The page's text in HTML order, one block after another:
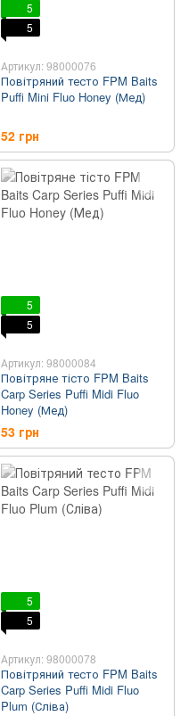
5
5
Артикул: 98000076
Повітряний тесто FPM Baits
Puffi Mini Fluo Honey (Мед)
52 грн
5
5
Артикул: 98000084
Повітряне тісто FPM Baits
Carp Series Puffi Midi Fluo
Honey (Мед)
53 грн
5
5
Артикул: 98000078
Повітряний тесто FPM Baits
Carp Series Puffi Midi Fluo
Plum (Сліва)